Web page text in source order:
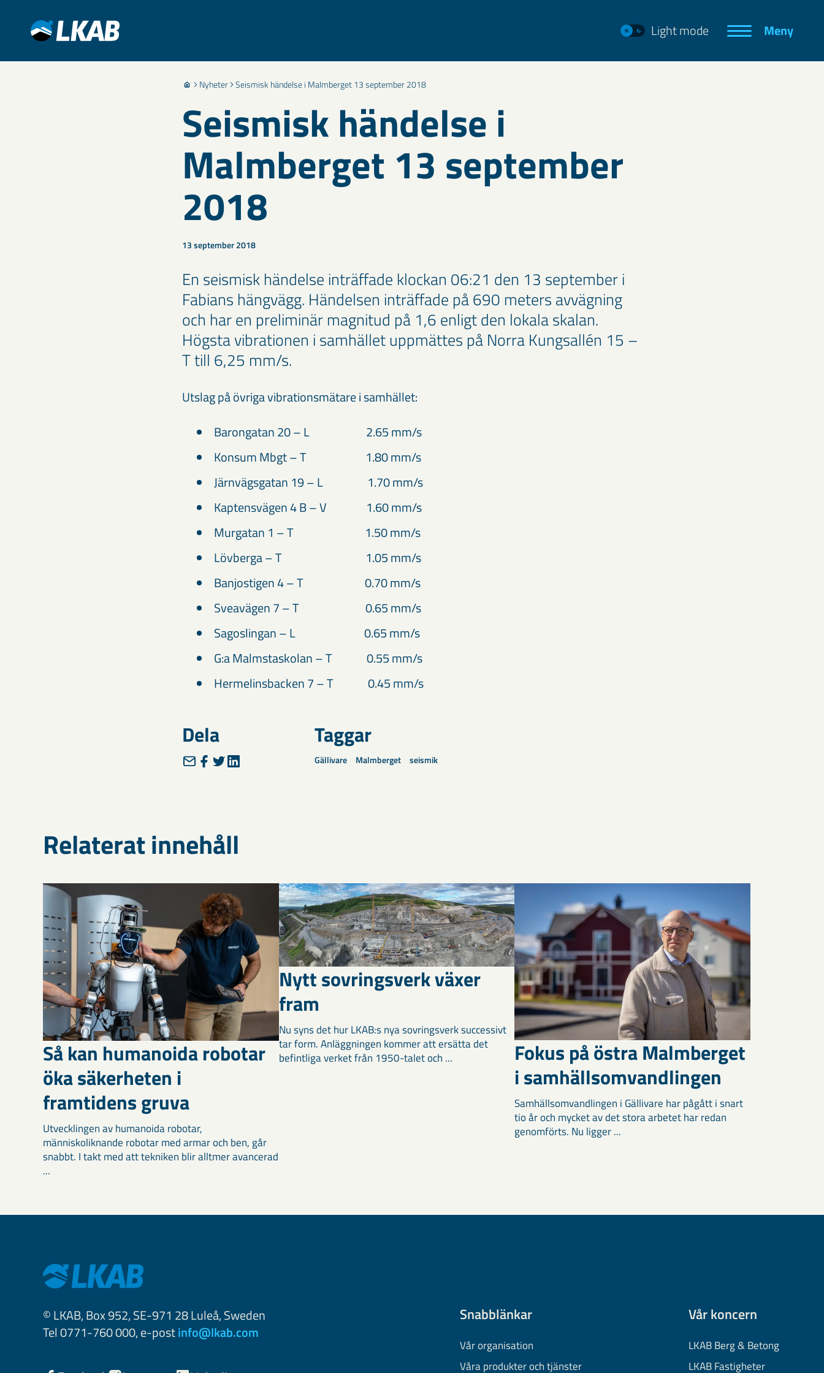
Light mode Meny
Nyheter Seismisk händelse i Malmberget 13 september 2018
Seismisk händelse i
Malmberget 13 september
2018
13 september 2018
En seismisk händelse inträffade klockan 06:21 den 13 september i
Fabians hängvägg. Händelsen inträffade på 690 meters avvägning
och har en preliminär magnitud på 1,6 enligt den lokala skalan.
Högsta vibrationen i samhället uppmättes på Norra Kungsallén 15 –
T till 6,25 mm/s.
Utslag på övriga vibrationsmätare i samhället:
Barongatan 20 – L 2.65 mm/s
Konsum Mbgt – T 1.80 mm/s
Järnvägsgatan 19 – L 1.70 mm/s
Kaptensvägen 4 B – V 1.60 mm/s
Murgatan 1 – T 1.50 mm/s
Lövberga – T 1.05 mm/s
Banjostigen 4 – T 0.70 mm/s
Sveavägen 7 – T 0.65 mm/s
Sagoslingan – L 0.65 mm/s
G:a Malmstaskolan – T 0.55 mm/s
Hermelinsbacken 7 – T 0.45 mm/s
Dela Taggar
Gällivare Malmberget seismik
Relaterat innehåll
Så kan humanoida robotar
öka säkerheten i
framtidens gruva
Utvecklingen av humanoida robotar,
människoliknande robotar med armar och ben, går
snabbt. I takt med att tekniken blir alltmer avancerad
...
Nytt sovringsverk växer
fram
Nu syns det hur LKAB:s nya sovringsverk successivt
tar form. Anläggningen kommer att ersätta det
befintliga verket från 1950-talet och ...
Fokus på östra Malmberget
i samhällsomvandlingen
Samhällsomvandlingen i Gällivare har pågått i snart
tio år och mycket av det stora arbetet har redan
genomförts. Nu ligger ...
© LKAB, Box 952, SE-971 28 Luleå, Sweden
Tel 0771-760 000, e-postinfo@lkab.com
Snabblänkar
Vår organisation
Våra produkter och tjänster
Vår koncern
LKAB Berg & Betong
LKAB Fastigheter